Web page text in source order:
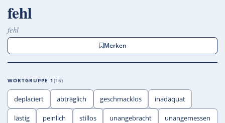
fehl
fehl
Merken
WORTGRUPPE 1 16
deplaciert abträglich geschmacklos inadäquat
lästig peinlich stillos unangebracht unangemessen